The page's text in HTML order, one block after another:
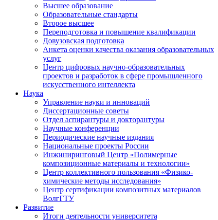
Высшее образование
Образовательные стандарты
Второе высшее
Переподготовка и повышение квалификации
Довузовская подготовка
Анкета оценки качества оказания образовательных
услуг
Центр цифровых научно-образовательных
проектов и разработок в сфере промышленного
искусственного интеллекта
Наука
Управление науки и инноваций
Диссертационные советы
Отдел аспирантуры и докторантуры
Научные конференции
Периодические научные издания
Национальные проекты России
Инжиниринговый Центр «Полимерные
композиционные материалы и технологии»
Центр коллективного пользования «Физико-
химические методы исследования»
Центр сертификации композитных материалов
ВолгГТУ
Развитие
Итоги деятельности университета